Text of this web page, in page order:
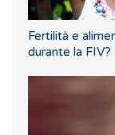
Fertilità e
durante la FIV?